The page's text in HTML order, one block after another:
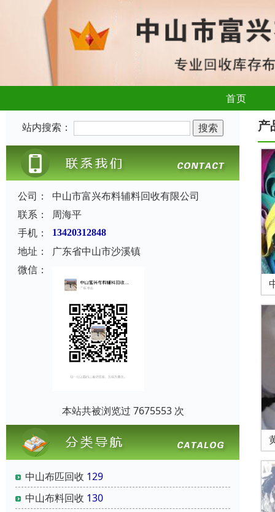
首页
站内搜索：
公司：
中山市富兴布料辅料回收有限公司
联系：
周海平
手机：
13420312848
地址：
广东省中山市沙溪镇
微信：
本站共被浏览过 7675553 次
中山布匹回收 129
中山布料回收 130
产